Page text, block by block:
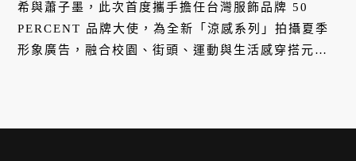
希與蕭子墨，此次首度攜手擔任台灣服飾品牌 50
PERCENT 品牌大使，為全新「涼感系列」拍攝夏季
形象廣告，融合校園、街頭、運動與生活感穿搭元